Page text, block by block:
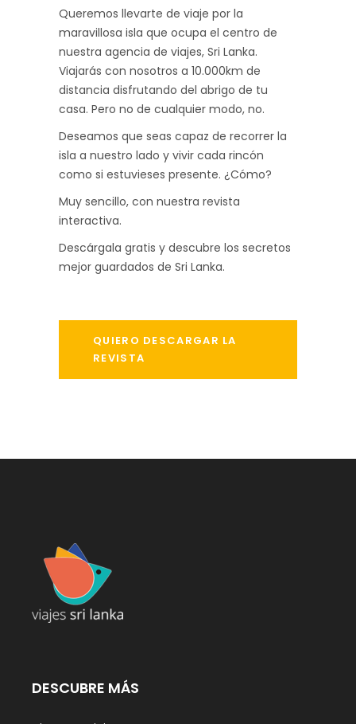
Queremos llevarte de viaje por la
maravillosa isla que ocupa el centro de
nuestra agencia de viajes, Sri Lanka.
Viajarás con nosotros a 10.000km de
distancia disfrutando del abrigo de tu
casa. Pero no de cualquier modo, no.
Deseamos que seas capaz de recorrer la
isla a nuestro lado y vivir cada rincón
como si estuvieses presente. ¿Cómo?
Muy sencillo, con nuestra revista
interactiva.
Descárgala gratis y descubre los secretos
mejor guardados de Sri Lanka.
QUIERO DESCARGAR LA
REVISTA
DESCUBRE MÁS